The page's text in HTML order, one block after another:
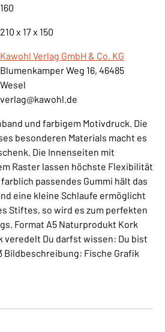
160
210 x 17 x 150
Kawohl Verlag GmbH & Co. KG
Blumenkamper Weg 16, 46485
Wesel
verlag@kawohl.de
und farbigem Motivdruck. Die
besonderen Materials macht es
Die Innenseiten mit
Raster lassen höchste Flexibilität
passendes Gummi hält das
eine kleine Schlaufe ermöglicht
Stiftes, so wird es zum perfekten
Format A5 Naturprodukt Kork
veredelt Du darfst wissen: Du bist
Bildbeschreibung: Fische Grafik